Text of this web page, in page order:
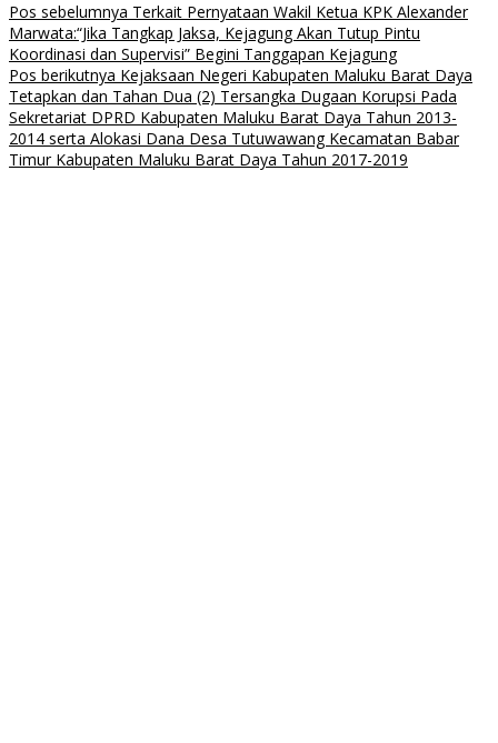
Pos sebelumnya Terkait Pernyataan Wakil Ketua KPK Alexander
Marwata:“Jika Tangkap Jaksa, Kejagung Akan Tutup Pintu
Koordinasi dan Supervisi” Begini Tanggapan Kejagung
Pos berikutnya Kejaksaan Negeri Kabupaten Maluku Barat Daya
Tetapkan dan Tahan Dua (2) Tersangka Dugaan Korupsi Pada
Sekretariat DPRD Kabupaten Maluku Barat Daya Tahun 2013-
2014 serta Alokasi Dana Desa Tutuwawang Kecamatan Babar
Timur Kabupaten Maluku Barat Daya Tahun 2017-2019